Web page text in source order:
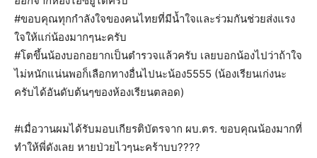
#ขอบคุณทุกกำลังใจของคนไทยที่มีน้ำใจและร่วมกันช่วยส่งแรง
ใจให้แก่น้องมากๆนะครับ
#โตขึ้นน้องบอกอยากเป็นตำรวจแล้วครับ เลยบอกน้องไปว่าถ้าใจ
ไม่หนักแน่นพอก็เลือกทางอื่นไปนะน้อง5555 (น้องเรียนเก่งนะ
ครับได้อันดับต้นๆของห้องเรียนตลอด)
#เมื่อวานผมได้รับมอบเกียรติบัตรจาก ผบ.ตร. ขอบคุณน้องมากที่
ทำให้พี่ดังเลย หายป่วยไวๆนะคร้าบบ????